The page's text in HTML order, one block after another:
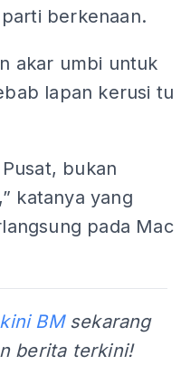
berkenaan.
akar umbi untuk
lapan kerusi tu
bukan
katanya yang
pada Mac
BMsekarang
berita terkini!